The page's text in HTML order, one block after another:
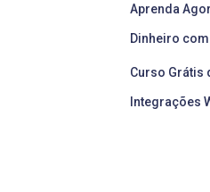
Aprenda
Dinheiro
Curso Grátis
Integrações